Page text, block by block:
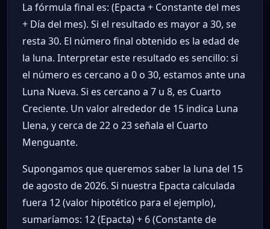
La fórmula final es: (Epacta + Constante del mes
+ Día del mes). Si el resultado es mayor a 30, se
resta 30. El número final obtenido es la edad de
la luna. Interpretar este resultado es sencillo: si
el número es cercano a 0 o 30, estamos ante una
Luna Nueva. Si es cercano a 7 u 8, es Cuarto
Creciente. Un valor alrededor de 15 indica Luna
Llena, y cerca de 22 o 23 señala el Cuarto
Menguante.
Supongamos que queremos saber la luna del 15
de agosto de 2026. Si nuestra Epacta calculada
fuera 12 (valor hipotético para el ejemplo),
sumaríamos: 12 (Epacta) + 6 (Constante de